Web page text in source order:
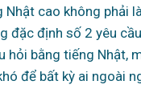
cao không phải
đặc định số 2 yêu
hỏi bằng tiếng Nhật,
để bất kỳ ai ngoài